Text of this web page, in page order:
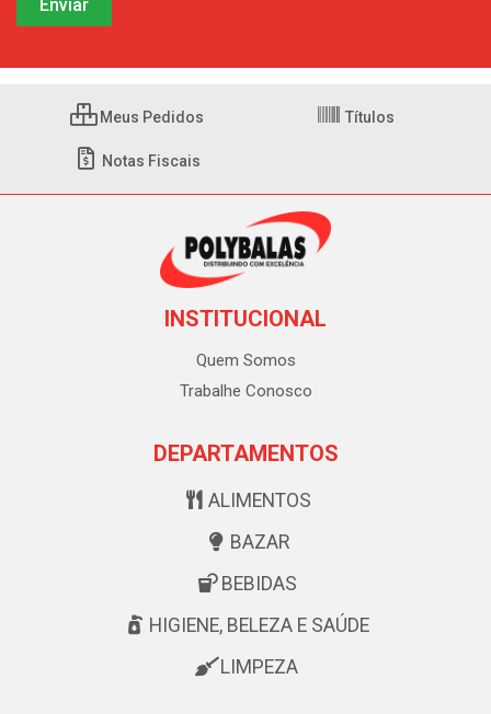
Meus Pedidos Títulos
Notas Fiscais
INSTITUCIONAL
Quem Somos
Trabalhe Conosco
DEPARTAMENTOS
ALIMENTOS
BAZAR
BEBIDAS
HIGIENE, BELEZA E SAÚDE
LIMPEZA